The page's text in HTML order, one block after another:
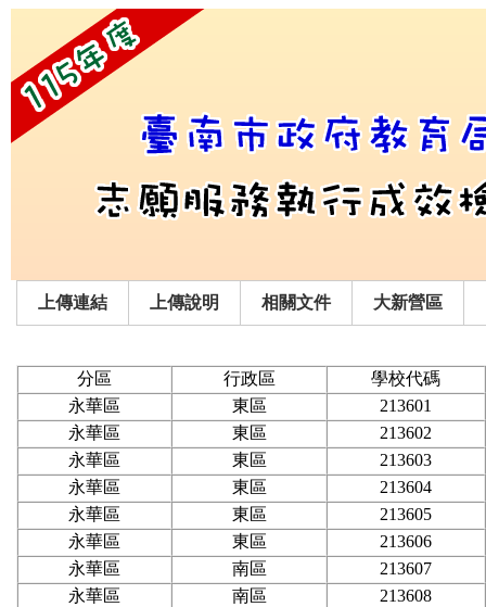
上傳連結 上傳說明 相關文件 大新營區
分區 行政區
學校代碼
永華區
東區
213601
永華區
東區
213602
永華區
東區
213603
永華區
東區
213604
永華區
東區
213605
永華區
東區
213606
永華區
南區
213607
永華區
南區
213608